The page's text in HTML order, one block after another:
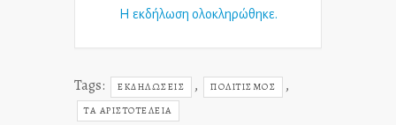
Η εκδήλωση ολοκληρώθηκε.
Tags: ΕΚΔΗΛΏΣΕΙΣ , ΠΟΛΙΤΙΣΜΌΣ ,
ΤΑ ΑΡΙΣΤΟΤΕΛΕΙΑ